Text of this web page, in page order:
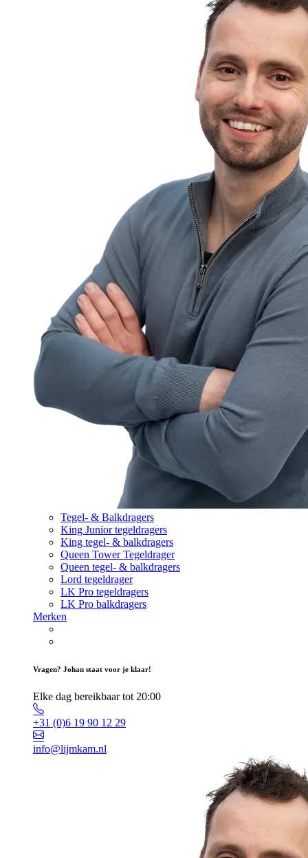
Tegel- & Balkdragers
King Junior tegeldragers
King tegel- & balkdragers
Queen Tower Tegeldrager
Queen tegel- & balkdragers
Lord tegeldrager
LK Pro tegeldragers
LK Pro balkdragers
Merken
Vragen? Johan staat voor je klaar!
Elke dag bereikbaar tot 20:00
+31 (0)6 19 90 12 29
info@lijmkam.nl